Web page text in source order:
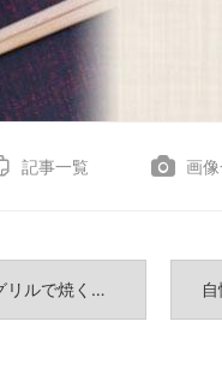
記事一覧 画
先☆皮パリ&お肉ジューシー